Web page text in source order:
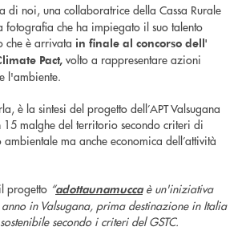
di noi, una collaboratrice della Cassa Rurale
fotografia che ha impiegato il suo talento
che è arrivata in finale al concorso dell'
Pact, volto a rappresentare azioni
l'ambiente.
è la sintesi del progetto dell’APT Valsugana
15 malghe del territorio secondo criteri di
ma anche economica dell’attività
progetto “adottaunamuccaè un'iniziativa
in Valsugana, prima destinazione in Italia
secondo i criteri del GSTC.